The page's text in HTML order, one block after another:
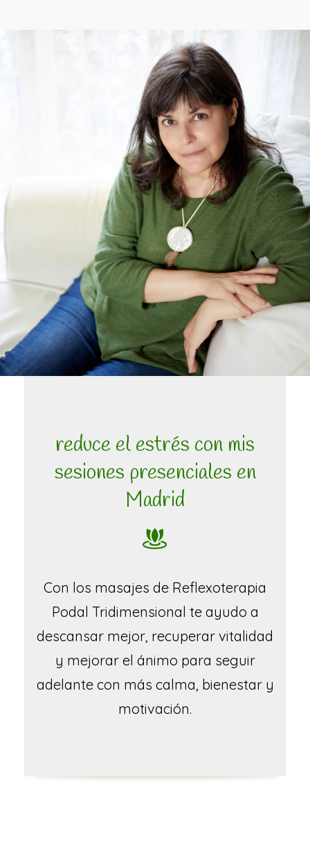
reduce el estrés con mis
sesiones presenciales en
Madrid
Con los masajes de Reflexoterapia
Podal Tridimensional te ayudo a
descansar mejor, recuperar vitalidad
y mejorar el ánimo para seguir
adelante con más calma, bienestar y
motivación.